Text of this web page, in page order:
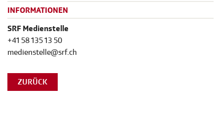
INFORMATIONEN
SRF Medienstelle
+41 58 135 13 50
medienstelle@srf.ch
ZURÜCK